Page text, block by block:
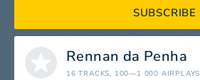
SUBSCRIBE
Rennan da Penha
16 TRACKS, 100—1 000 AIRPLAYS